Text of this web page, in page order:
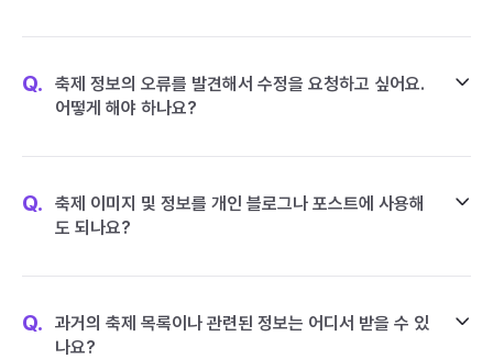
Q.
축제 정보의 오류를 발견해서 수정을 요청하고 싶어요.
어떻게 해야 하나요?
Q.
축제 이미지 및 정보를 개인 블로그나 포스트에 사용해
도 되나요?
Q.
과거의 축제 목록이나 관련된 정보는 어디서 받을 수 있
나요?